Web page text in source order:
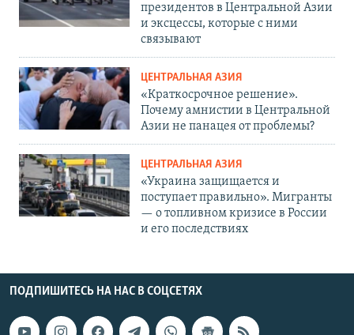
президентов в Центральной Азии
и эксцессы, которые с ними
связывают
ЦЕНТРАЛЬНАЯ АЗИЯ
«Краткосрочное решение».
Почему амнистии в Центральной
Азии не панацея от проблемы?
ЦЕНТРАЛЬНАЯ АЗИЯ
«Украина защищается и
поступает правильно». Мигранты
— о топливном кризисе в России
и его последствиях
ПОДПИШИТЕСЬ НА НАС В СОЦСЕТЯХ